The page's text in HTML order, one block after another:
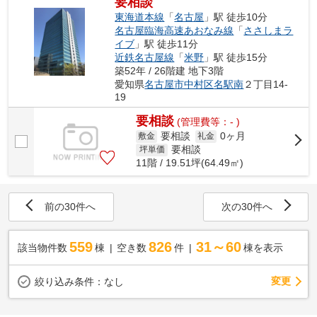
東海道本線 「名古屋 」駅 徒歩10分
名古屋臨海高速あおなみ線 「ささしまラ
イブ 」駅 徒歩11分
近鉄名古屋線 「米野 」駅 徒歩15分
築52年 / 26階建 地下3階
愛知県名古屋市中村区名駅南２丁目14-
19
要相談 (管理費等：- )
敷金 要相談 礼金 0ヶ月
坪単価
要相談
11階 / 19.51坪(64.49㎡)
前の30件へ 次の30件へ
該当物件数 559棟 空き数 826 件 31～60 棟を表示
絞り込み条件： なし 変更